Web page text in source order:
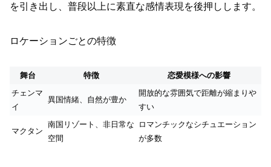
を引き出し、普段以上に素直な感情表現を後押しします。
ロケーションごとの特徴
舞台 特徴
恋愛模様への影響
チェンマ
イ
異国情緒、自然が豊か
開放的な雰囲気で距離が縮まりや
すい
マクタン
南国リゾート、非日常な
空間
ロマンチックなシチュエーション
が多数